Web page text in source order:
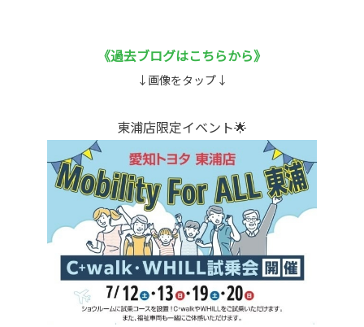
《過去ブログはこちらから》
↓画像をタップ↓
東浦店限定イベント🌟